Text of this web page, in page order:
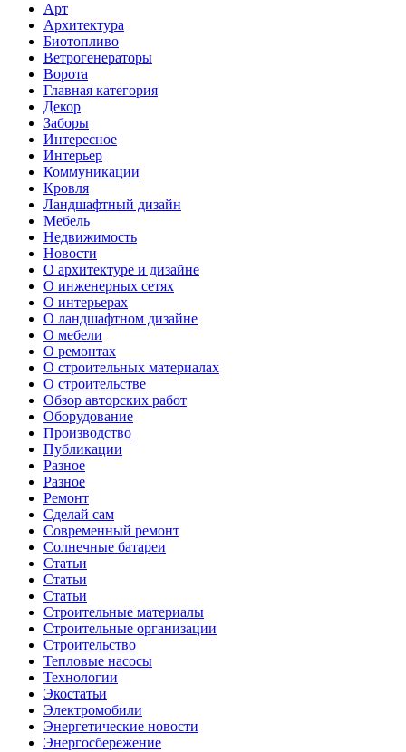
Арт
Архитектура
Биотопливо
Ветрогенераторы
Ворота
Главная категория
Декор
Заборы
Интересное
Интерьер
Коммуникации
Кровля
Ландшафтный дизайн
Мебель
Недвижимость
Новости
О архитектуре и дизайне
О инженерных сетях
О интерьерах
О ландшафтном дизайне
О мебели
О ремонтах
О строительных материалах
О строительстве
Обзор авторских работ
Оборудование
Производство
Публикации
Разное
Разное
Ремонт
Сделай сам
Современный ремонт
Солнечные батареи
Статьи
Статьи
Статьи
Строительные материалы
Строительные организации
Строительство
Тепловые насосы
Технологии
Экостатьи
Электромобили
Энергетические новости
Энергосбережение